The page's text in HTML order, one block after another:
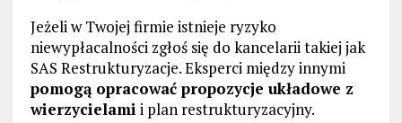
Jeżeli w Twojej firmie istnieje ryzyko
niewypłacalności zgłoś się do kancelarii takiej jak
SAS Restrukturyzacje. Eksperci między innymi
pomogą opracować propozycje układowe z
wierzycielami i plan restrukturyzacyjny.